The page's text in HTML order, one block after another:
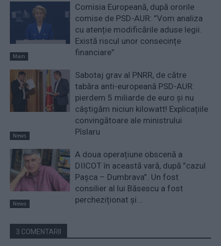
Main
Comisia Europeană, după ororile
comise de PSD-AUR: ”Vom analiza
cu atenție modificările aduse legii.
Există riscul unor consecințe
financiare”
News
Sabotaj grav al PNRR, de către
tabăra anti-europeană PSD-AUR:
pierdem 5 miliarde de euro și nu
câștigăm niciun kilowatt! Explicațiile
convingătoare ale ministrului
Pîslaru
News
A doua operațiune obscenă a
DIICOT în această vară, după ”cazul
Pașca – Dumbrava”. Un fost
consilier al lui Băsescu a fost
percheziționat și...
3 COMENTARII